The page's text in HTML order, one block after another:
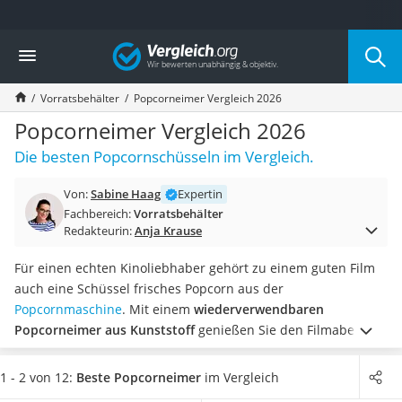
Die beliebtesten Vergleiche nach Kategorie
Haushalt
Wassersprudler
Zentralstaubsauger
Brotbackautomat
Wischroboter
Wäschespinne
Spülmaschinentabs
Akku-Staubsauger
AEG-Waschmaschine
Saug-Wisch-Roboter
Handstaubsauger
Milchaufschäumer
Kondenstrockner
Reiskocher
Vergleich
Vorratsbehälter Popcorneimer Vergleich 2026
Popcorneimer Vergleich 2026
Die besten Popcornschüsseln im Vergleich.
Von:Sabine Haag
Expertin
Fachbereich:Vorratsbehälter
Redakteurin:Anja Krause
Für einen echten Kinoliebhaber gehört zu einem guten Film
auch eine Schüssel frisches Popcorn aus der
Popcornmaschine. Mit einem wiederverwendbaren
Popcorneimer aus Kunststoffgenießen Sie den Filmabend
mit Familie und Freundenganz ohne lästiges Snacktüten-
Geraschel. Laut gängiger Tests im Internet sollten Behälter
1 - 2 von 12: Beste Popcorneimer im Vergleich